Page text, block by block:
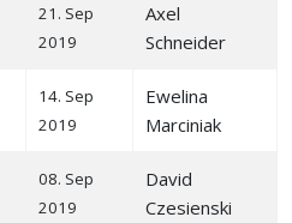
21. Sep
2019
Axel
Schneider
14. Sep
2019
Ewelina
Marciniak
08. Sep
2019
David
Czesienski